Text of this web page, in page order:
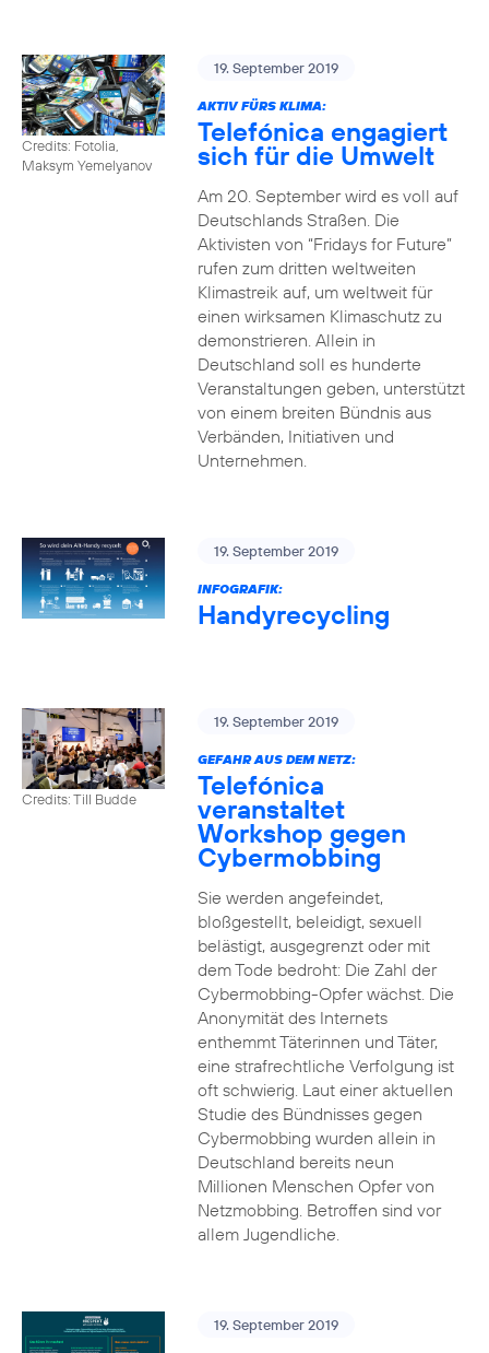
Credits: Fotolia,
Maksym Yemelyanov
19. September 2019
AKTIV FÜRS KLIMA:
Telefónica engagiert
sich für die Umwelt
Am 20. September wird es voll auf
Deutschlands Straßen. Die
Aktivisten von “Fridays for Future”
rufen zum dritten weltweiten
Klimastreik auf, um weltweit für
einen wirksamen Klimaschutz zu
demonstrieren. Allein in
Deutschland soll es hunderte
Veranstaltungen geben, unterstützt
von einem breiten Bündnis aus
Verbänden, Initiativen und
Unternehmen.
19. September 2019
INFOGRAFIK:
Handyrecycling
Credits: Till Budde
19. September 2019
GEFAHR AUS DEM NETZ:
Telefónica
veranstaltet
Workshop gegen
Cybermobbing
Sie werden angefeindet,
bloßgestellt, beleidigt, sexuell
belästigt, ausgegrenzt oder mit
dem Tode bedroht: Die Zahl der
Cybermobbing-Opfer wächst. Die
Anonymität des Internets
enthemmt Täterinnen und Täter,
eine strafrechtliche Verfolgung ist
oft schwierig. Laut einer aktuellen
Studie des Bündnisses gegen
Cybermobbing wurden allein in
Deutschland bereits neun
Millionen Menschen Opfer von
Netzmobbing. Betroffen sind vor
allem Jugendliche.
19. September 2019